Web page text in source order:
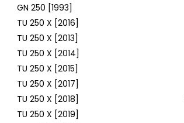
GN 250 [1993]
TU 250 X [2016]
TU 250 X [2013]
TU 250 X [2014]
TU 250 X [2015]
TU 250 X [2017]
TU 250 X [2018]
TU 250 X [2019]